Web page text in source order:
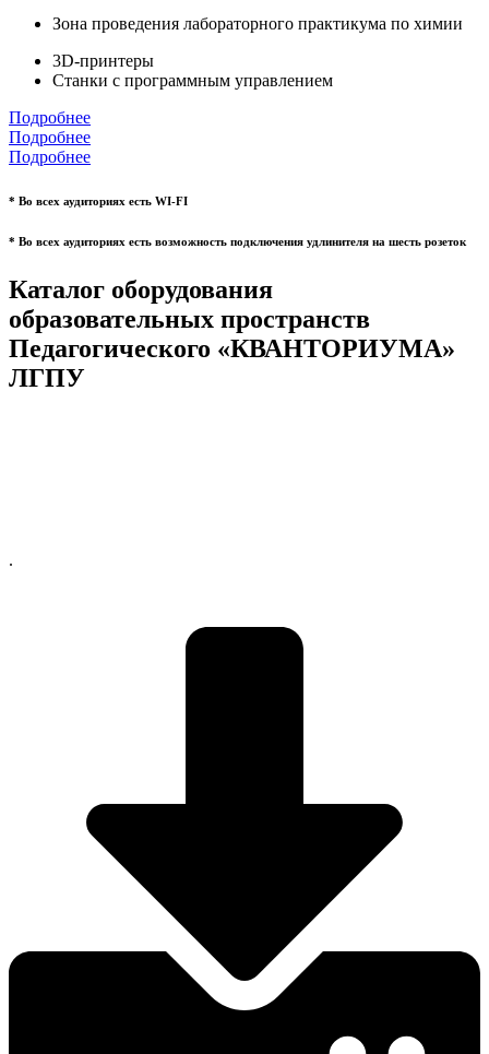
Зона проведения лабораторного практикума по химии
3D-принтеры
Станки с программным управлением
Подробнее
Подробнее
Подробнее
* Во всех аудиториях есть WI-FI
* Во всех аудиториях есть возможность подключения удлинителя на шесть розеток
Каталог оборудования
образовательных пространств
Педагогического «КВАНТОРИУМА»
ЛГПУ
.